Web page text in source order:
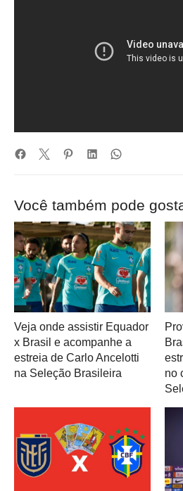
Você também pode
Veja onde assistir Equador
x Brasil e acompanhe a
estreia de Carlo Ancelotti
na Seleção Brasileira
no